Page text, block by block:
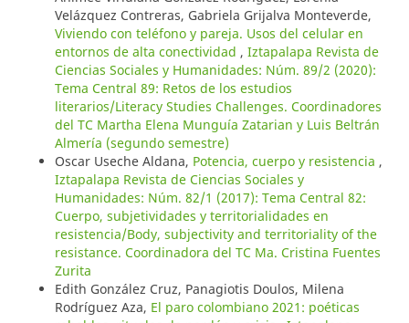
Velázquez Contreras, Gabriela Grijalva Monteverde,
Viviendo con teléfono y pareja. Usos del celular en
entornos de alta conectividad , Iztapalapa Revista de
Ciencias Sociales y Humanidades: Núm. 89/2 (2020):
Tema Central 89: Retos de los estudios
literarios/Literacy Studies Challenges. Coordinadores
del TC Martha Elena Munguía Zatarian y Luis Beltrán
Almería (segundo semestre)
Oscar Useche Aldana, Potencia, cuerpo y resistencia ,
Iztapalapa Revista de Ciencias Sociales y
Humanidades: Núm. 82/1 (2017): Tema Central 82:
Cuerpo, subjetividades y territorialidades en
resistencia/Body, subjectivity and territoriality of the
resistance. Coordinadora del TC Ma. Cristina Fuentes
Zurita
Edith González Cruz, Panagiotis Doulos, Milena
Rodríguez Aza, El paro colombiano 2021: poéticas